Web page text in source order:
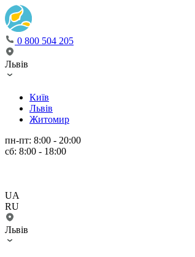
0 800 504 205
Львів
Київ
Львів
Житомир
пн-пт: 8:00 - 20:00
сб: 8:00 - 18:00
UA
RU
Львів